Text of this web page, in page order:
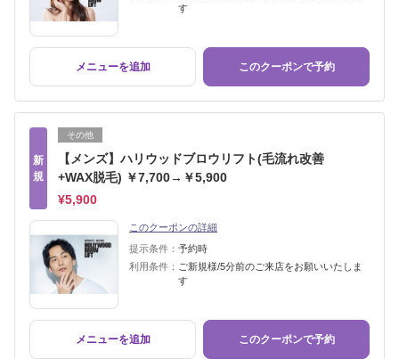
す
メニューを追加 このクーポンで予約
新
規
その他
【メンズ】ハリウッドブロウリフト(毛流れ改善
+WAX脱毛) ￥7,700→￥5,900
¥5,900
このクーポンの詳細
提示条件： 予約時
利用条件： ご新規様/5分前のご来店をお願いいたしま
す
メニューを追加 このクーポンで予約